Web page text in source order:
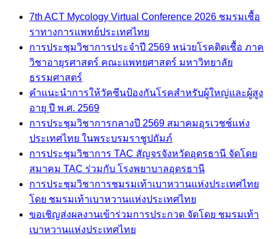
7th ACT Mycology Virtual Conference 2026 ชมรมเชื้อ
ราทางการแพทย์ประเทศไทย
การประชุมวิชาการประจำปี 2569 หน่วยโรคติดเชื้อ ภาค
วิชาอายุรศาสตร์ คณะแพทยศาสตร์ มหาวิทยาลัย
ธรรมศาสตร์
คำแนะนำการให้วัคซีนป้องกันโรคสำหรับผู้ใหญ่และผู้สูง
อายุ ปี พ.ศ. 2569
การประชุมวิชาการกลางปี 2569 สมาคมอุรเวชช์แห่ง
ประเทศไทย ในพระบรมราชูปถัมภ์
การประชุมวิชาการ TAC สัญจรจังหวัดอุดรธานี จัดโดย
สมาคม TAC ร่วมกับ โรงพยาบาลอุดรธานี
การประชุมวิชาการชมรมเท้าเบาหวานแห่งประเทศไทย
โดย ชมรมเท้าเบาหวานแห่งประเทศไทย
ขอเชิญส่งผลงานเข้าร่วมการประกวด จัดโดย ชมรมเท้า
เบาหวานแห่งประเทศไทย